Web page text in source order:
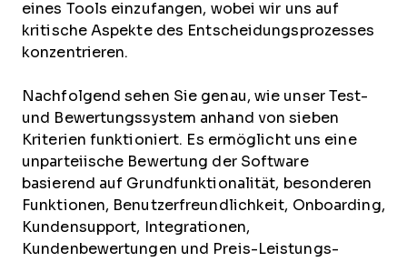
eines Tools einzufangen, wobei wir uns auf
kritische Aspekte des Entscheidungsprozesses
konzentrieren.
Nachfolgend sehen Sie genau, wie unser Test-
und Bewertungssystem anhand von sieben
Kriterien funktioniert. Es ermöglicht uns eine
unparteiische Bewertung der Software
basierend auf Grundfunktionalität, besonderen
Funktionen, Benutzerfreundlichkeit, Onboarding,
Kundensupport, Integrationen,
Kundenbewertungen und Preis-Leistungs-